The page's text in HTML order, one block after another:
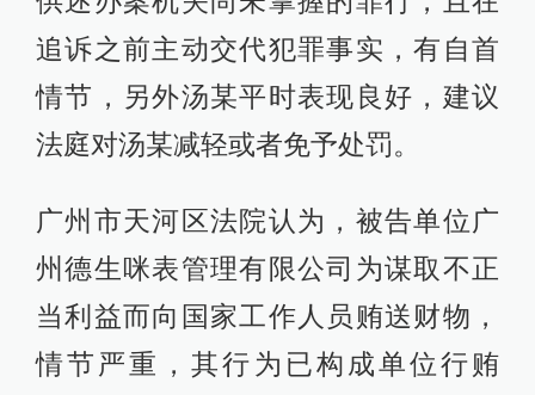
追诉之前主动交代犯罪事实，有自首
情节，另外汤某平时表现良好，建议
法庭对汤某减轻或者免予处罚。
广州市天河区法院认为，被告单位广
州德生咪表管理有限公司为谋取不正
当利益而向国家工作人员贿送财物，
情节严重，其行为已构成单位行贿